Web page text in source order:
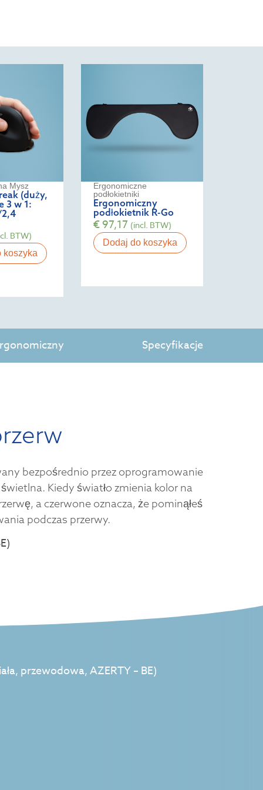
Mysz
(duży,
3 w 1:
BTW)
koszyka
Ergonomiczne
podłokietniki
Ergonomiczny
podłokietnik R-Go
€97,17 (incl. BTW)
Dodaj do koszyka
Specyfikacje
bezpośrednio przez oprogramowanie
Kiedy światło zmienia kolor na
a czerwone oznacza, że pominąłeś
podczas przerwy.